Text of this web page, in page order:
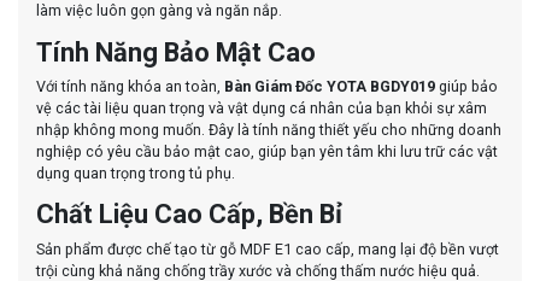
làm việc luôn gọn gàng và ngăn nắp.
Tính Năng Bảo Mật Cao
Với tính năng khóa an toàn, Bàn Giám Đốc YOTA BGDY019 giúp bảo
vệ các tài liệu quan trọng và vật dụng cá nhân của bạn khỏi sự xâm
nhập không mong muốn. Đây là tính năng thiết yếu cho những doanh
nghiệp có yêu cầu bảo mật cao, giúp bạn yên tâm khi lưu trữ các vật
dụng quan trọng trong tủ phụ.
Chất Liệu Cao Cấp, Bền Bỉ
Sản phẩm được chế tạo từ gỗ MDF E1 cao cấp , mang lại độ bền vượt
trội cùng khả năng chống trầy xước và chống thấm nước hiệu quả.